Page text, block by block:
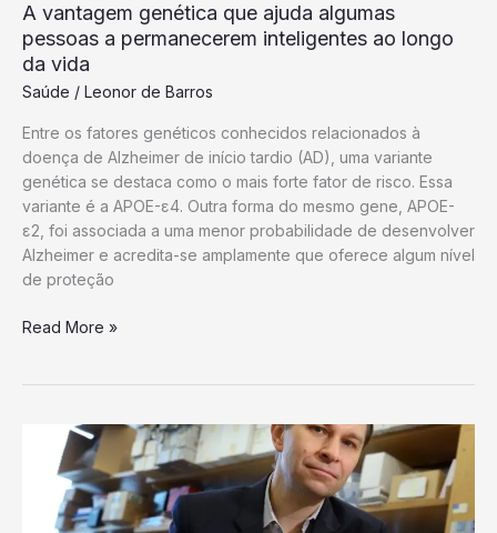
A vantagem genética que ajuda algumas
pessoas a permanecerem inteligentes ao longo
da vida
Saúde / Leonor de Barros
Entre os fatores genéticos conhecidos relacionados à
doença de Alzheimer de início tardio (AD), uma variante
genética se destaca como o mais forte fator de risco. Essa
variante é a APOE-ε4. Outra forma do mesmo gene, APOE-
ε2, foi associada a uma menor probabilidade de desenvolver
Alzheimer e acredita-se amplamente que oferece algum nível
de proteção
A
algumas
pessoas
permanecerem
Read More »